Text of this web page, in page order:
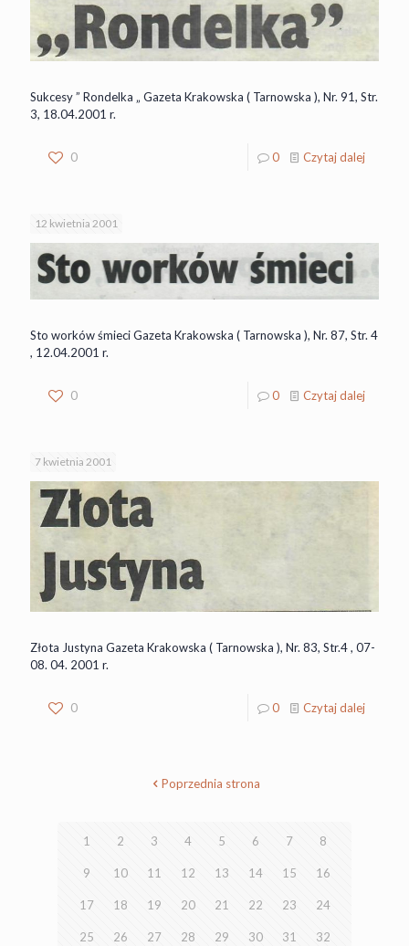
Sukcesy ” Rondelka „ Gazeta Krakowska ( Tarnowska ), Nr. 91, Str.
3, 18.04.2001 r.
0 0 Czytaj dalej
12 kwietnia 2001
Sto worków śmieci Gazeta Krakowska ( Tarnowska ), Nr. 87, Str. 4
, 12.04.2001 r.
0 0 Czytaj dalej
7 kwietnia 2001
Złota Justyna Gazeta Krakowska ( Tarnowska ), Nr. 83, Str.4 , 07-
08. 04. 2001 r.
0 0 Czytaj dalej
Poprzednia strona
1 2 3 4 5 6 7 8
9 10 11 12 13 14 15 16
17 18 19 20 21 22 23 24
25 26 27 28 29 30 31 32